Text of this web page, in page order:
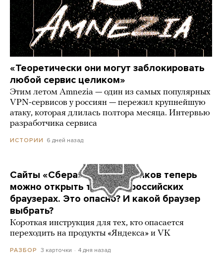
«Теоретически они могут заблокировать
любой сервис целиком»
Этим летом Amnezia — один из самых популярных
VPN-сервисов у россиян — пережил крупнейшую
атаку, которая длилась полтора месяца. Интервью
разработчика сервиса
ИСТОРИИ 6 дней назад
Сайты «Сбера» и других банков теперь
можно открыть только в российских
браузерах. Это опасно? И какой браузер
выбрать?
Короткая инструкция для тех, кто опасается
переходить на продукты «Яндекса» и VK
РАЗБОР 3 карточки 4 дня назад